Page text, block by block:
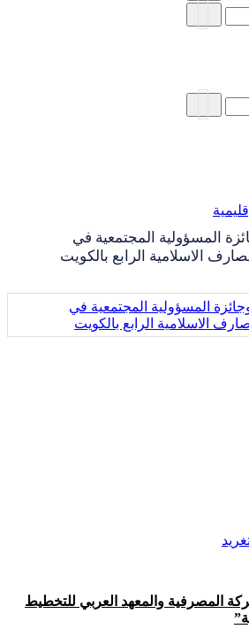
المسؤولية المجتمعية في
الاسلامية الرابع بالكويت
المصرفية والمعهد العربي للتخطيط